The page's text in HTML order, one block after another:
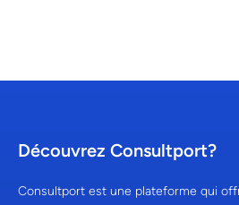
Découvrez Consultport?
Consultport est une plateforme qui